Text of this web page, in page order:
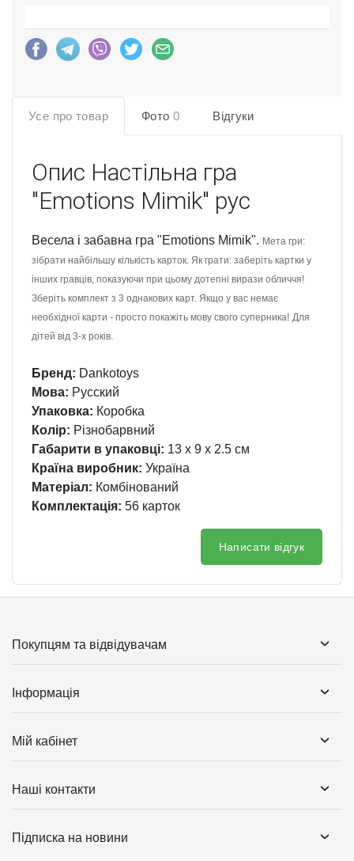
Усе про товар Фото 0 Відгуки
Опис Настільна гра
"Emotions Mimik" рус
Весела і забавна гра "Emotions Mimik". Мета гри:
зібрати найбільшу кількість карток. Як грати: заберіть картки у
інших гравців, показуючи при цьому дотепні вирази обличчя!
Зберіть комплект з 3 однакових карт. Якщо у вас немає
необхідної карти - просто покажіть мову свого суперника! Для
дітей від 3-х років.
Бренд: Dankotoys
Мова: Русский
Упаковка: Коробка
Колір: Різнобарвний
Габарити в упаковці: 13 x 9 x 2.5 см
Країна виробник: Україна
Матеріал: Комбінований
Комплектація: 56 карток
Написати відгук
Покупцям та відвідувачам
Інформація
Мій кабінет
Наші контакти
Підписка на новини